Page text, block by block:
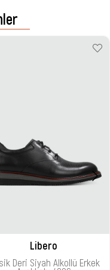
Libero
Deri Siyah Alkollü Erkek